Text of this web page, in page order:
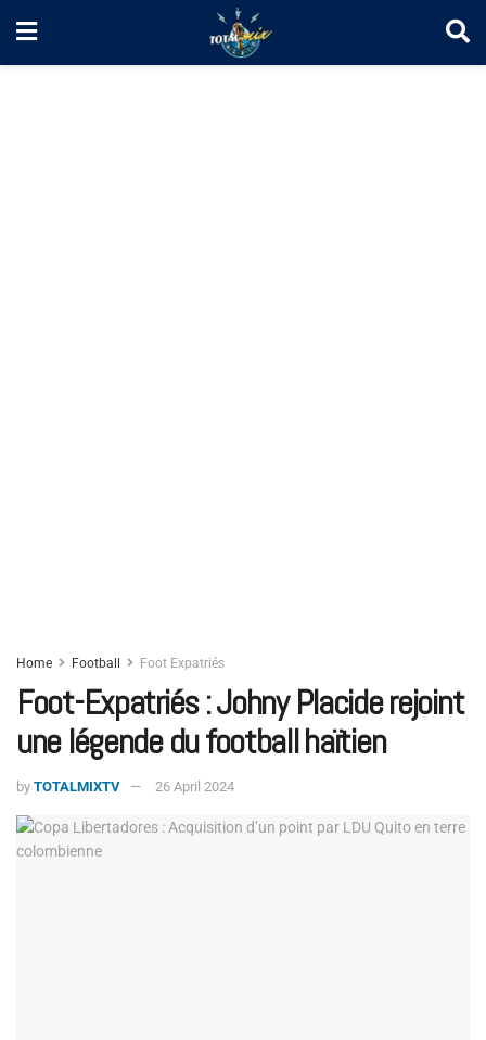
Home Football Foot Expatriés
Foot-Expatriés : Johny Placide rejoint
une légende du football haïtien
by TOTALMIXTV 26 April 2024